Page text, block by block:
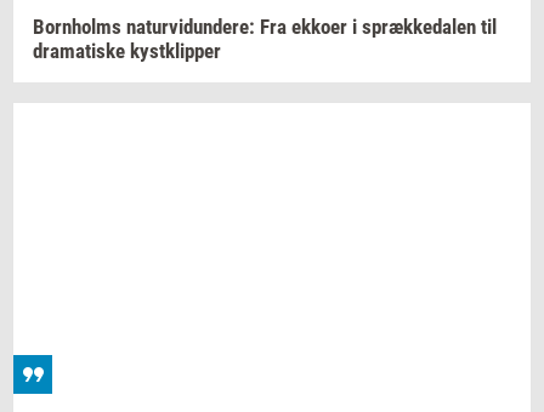
Born­holms na­tur­vi­dun­de­re: Fra ek­ko­er i spræk­ke­da­len til
dra­ma­ti­ske kyst­klip­per